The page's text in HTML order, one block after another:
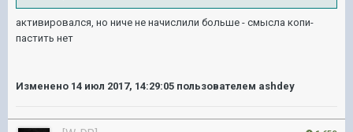
активировался, но ниче не начислили больше - смысла копи-
пастить нет
Изменено 14 июл 2017, 14:29:05 пользователем ashdey